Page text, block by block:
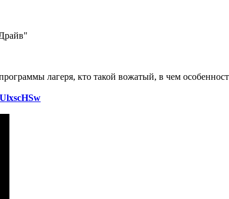
лагеря, кто такой вожатый, в чем